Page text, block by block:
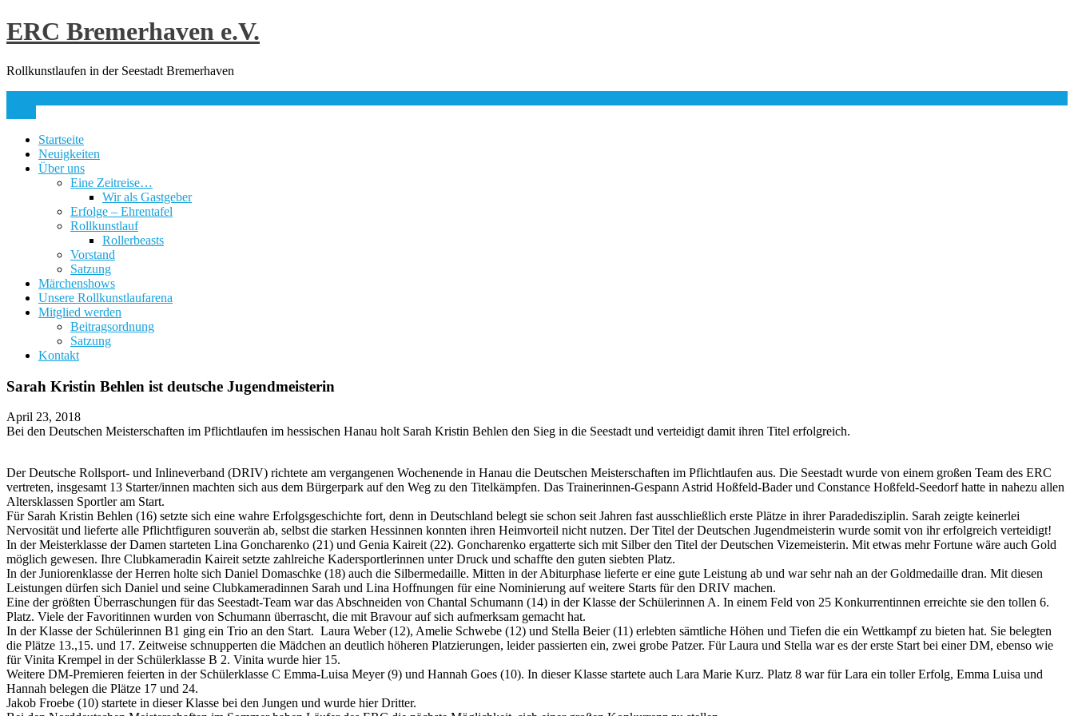
Skip
to
ERC Bremerhaven e.V.
Rollkunstlaufen in der Seestadt Bremerhaven
Startseite
Neuigkeiten
Über uns
Eine Zeitreise…
Wir als Gastgeber
Erfolge – Ehrentafel
Rollkunstlauf
Rollerbeasts
Vorstand
Satzung
Märchenshows
Unsere Rollkunstlaufarena
Mitglied werden
Beitragsordnung
Satzung
Kontakt
Sarah Kristin Behlen ist deutsche Jugendmeisterin
April 23, 2018
Bei den Deutschen Meisterschaften im Pflichtlaufen im hessischen Hanau holt Sarah Kristin Behlen den Sieg in die Seestadt und verteidigt damit ihren Titel erfolgreich.
Der Deutsche Rollsport- und Inlineverband (DRIV) richtete am vergangenen Wochenende in Hanau die Deutschen Meisterschaften im Pflichtlaufen aus. Die Seestadt wurde von einem großen Team des ERC
vertreten, insgesamt 13 Starter/innen machten sich aus dem Bürgerpark auf den Weg zu den Titelkämpfen. Das Trainerinnen-Gespann Astrid Hoßfeld-Bader und Constance Hoßfeld-Seedorf hatte in nahezu allen
Altersklassen Sportler am Start.
Für Sarah Kristin Behlen (16) setzte sich eine wahre Erfolgsgeschichte fort, denn in Deutschland belegt sie schon seit Jahren fast ausschließlich erste Plätze in ihrer Paradedisziplin. Sarah zeigte keinerlei
Nervosität und lieferte alle Pflichtfiguren souverän ab, selbst die starken Hessinnen konnten ihren Heimvorteil nicht nutzen. Der Titel der Deutschen Jugendmeisterin wurde somit von ihr erfolgreich verteidigt!
In der Meisterklasse der Damen starteten Lina Goncharenko (21) und Genia Kaireit (22). Goncharenko ergatterte sich mit Silber den Titel der Deutschen Vizemeisterin. Mit etwas mehr Fortune wäre auch Gold
möglich gewesen. Ihre Clubkameradin Kaireit setzte zahlreiche Kadersportlerinnen unter Druck und schaffte den guten siebten Platz.
In der Juniorenklasse der Herren holte sich Daniel Domaschke (18) auch die Silbermedaille. Mitten in der Abiturphase lieferte er eine gute Leistung ab und war sehr nah an der Goldmedaille dran. Mit diesen
Leistungen dürfen sich Daniel und seine Clubkameradinnen Sarah und Lina Hoffnungen für eine Nominierung auf weitere Starts für den DRIV machen.
Eine der größten Überraschungen für das Seestadt-Team war das Abschneiden von Chantal Schumann (14) in der Klasse der Schülerinnen A. In einem Feld von 25 Konkurrentinnen erreichte sie den tollen 6.
Platz. Viele der Favoritinnen wurden von Schumann überrascht, die mit Bravour auf sich aufmerksam gemacht hat.
In der Klasse der Schülerinnen B1 ging ein Trio an den Start. Laura Weber (12), Amelie Schwebe (12) und Stella Beier (11) erlebten sämtliche Höhen und Tiefen die ein Wettkampf zu bieten hat. Sie belegten
die Plätze 13.,15. und 17. Zeitweise schnupperten die Mädchen an deutlich höheren Platzierungen, leider passierten ein, zwei grobe Patzer. Für Laura und Stella war es der erste Start bei einer DM, ebenso wie
für Vinita Krempel in der Schülerklasse B 2. Vinita wurde hier 15.
Weitere DM-Premieren feierten in der Schülerklasse C Emma-Luisa Meyer (9) und Hannah Goes (10). In dieser Klasse startete auch Lara Marie Kurz. Platz 8 war für Lara ein toller Erfolg, Emma Luisa und
Hannah belegen die Plätze 17 und 24.
Jakob Froebe (10) startete in dieser Klasse bei den Jungen und wurde hier Dritter.